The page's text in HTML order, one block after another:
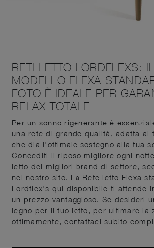
RETI LETTO LORDFLEXS: IL
MODELLO FLEXA
FOTO È IDEALE PER
RELAX TOTALE
Per un sonno rigenerante è
una rete di grande qualità, adatta ai
che dia l'ottimale sostegno alla tua
Concediti il riposo migliore ogni
letto dei migliori brand di settore,
nel nostro sito. La Rete letto Flexa
Lordflex's qui disponibile ti attende
un prezzo vantaggioso. Se desideri
legno per il tuo letto, per ultimare la
ottimamente, contattaci subito